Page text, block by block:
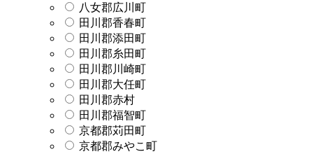
八女郡広川町
田川郡香春町
田川郡添田町
田川郡糸田町
田川郡川崎町
田川郡大任町
田川郡赤村
田川郡福智町
京都郡苅田町
京都郡みやこ町